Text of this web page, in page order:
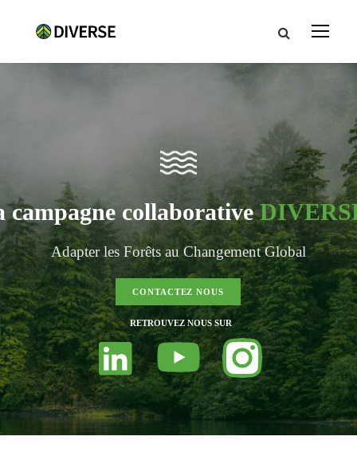
campagne collaborative
Adapter les Forêts au Changement Global
CONTACTEZ NOUS
RETROUVEZ NOUS SUR